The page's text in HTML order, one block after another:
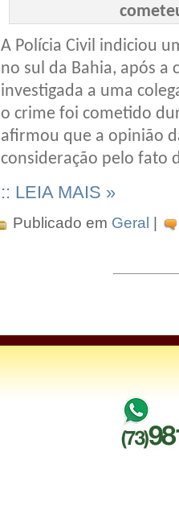
A Polícia Civil indiciou
no sul da Bahia, após
investigada a uma
o crime foi cometido
afirmou que a opinião
consideração pelo fato
:: LEIA MAIS »
Publicado em Geral